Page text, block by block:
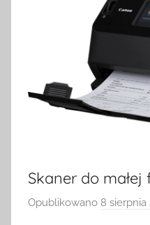
Skaner do małej
Opublikowano 8 sierpnia